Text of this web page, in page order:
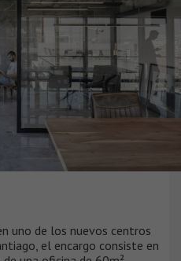
uno de los nuevos centros
el encargo consiste en